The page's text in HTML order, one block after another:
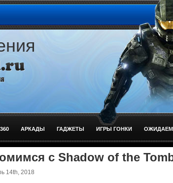
АРКАДЫ ГАДЖЕТЫ ИГРЫ ГОНКИ
с Shadow of the
14th, 2018